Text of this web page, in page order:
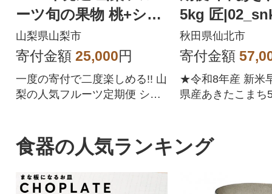
ーツ旬の果物 桃+シャ
インマスカット 全2回
山梨県山梨市
寄付金額 25,000円
一度の寄付で二度楽しめる!! 山
梨の人気フルーツ定期便 シャ
5kg 匠
秋田県仙北市
寄付金額
★令和8年産 新米
県産あきたこまち
質な水で栽培され
あきたこまちです
食器の人気ランキング